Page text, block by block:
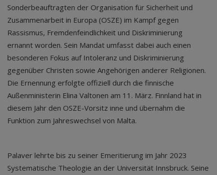
Sonderbeauftragten der Organisation für Sicherheit und
Zusammenarbeit in Europa (OSZE) im Kampf gegen
Rassismus, Fremdenfeindlichkeit und Diskriminierung
ernannt worden. Sein Mandat umfasst dabei auch einen
besonderen Fokus auf Intoleranz und Diskriminierung
gegenüber Christen sowie Angehörigen anderer Religionen.
Die Ernennung erfolgte offiziell durch die finnische
Außenministerin Elina Valtonen am 11. März. Finnland hat in
diesem Jahr den OSZE-Vorsitz inne und übernahm die
Funktion zum Jahreswechsel von Malta.
Palaver lehrte bis zu seiner Emeritierung im Jahr 2023
Systematische Theologie an der Universität Innsbruck. Seine